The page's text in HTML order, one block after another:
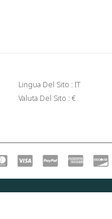
Lingua Del Sito : IT
Valuta Del Sito : €